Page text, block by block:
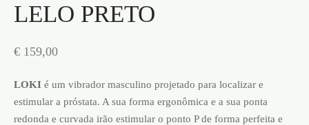
LELO PRETO
€ 159,00
LOKI é um vibrador masculino projetado para localizar e
estimular a próstata. A sua forma ergonômica e a sua ponta
redonda e curvada irão estimular o ponto P de forma perfeita e